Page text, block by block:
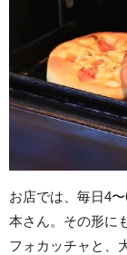
お店では、毎日4
本さん。その形に
フォカッチャと、